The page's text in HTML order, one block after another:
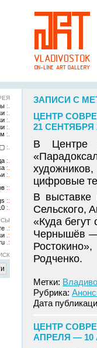
ЗАПИСИ С
ЦЕНТР
21 СЕНТЯБРЯ
В Центре
цифровые
В выставке
Сельского,
«Куда бегут
Чернышёв —
Родченко.
Метки:
Рубрика:
Дата
ЦЕНТР
АПРЕЛЯ — 10